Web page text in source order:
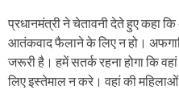
प्रधानमंत्री ने चेतावनी देते हुए कहा
आतंकवाद फैलाने के लिए न हो।
जरूरी है। हमें सतर्क रहना होगा कि
लिए इस्तेमाल न करे। वहां की